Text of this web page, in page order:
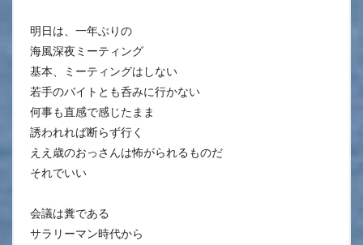
明日は、一年ぶりの
海風深夜ミーティング
基本、ミーティングはしない
若手のバイトとも呑みに行かない
何事も直感で感じたまま
誘われれば断らず行く
ええ歳のおっさんは怖がられるものだ
それでいい
会議は糞である
サラリーマン時代から